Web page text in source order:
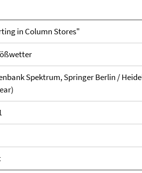
in Column Stores"
Spektrum, Springer Berlin /